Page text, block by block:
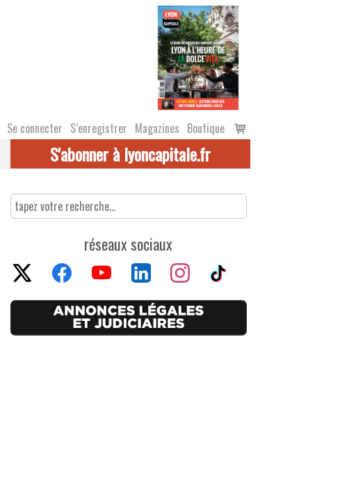
Se connecter S’enregistrer Magazines Boutique
Voir
le
S'abonner à lyoncapitale.fr
réseaux sociaux